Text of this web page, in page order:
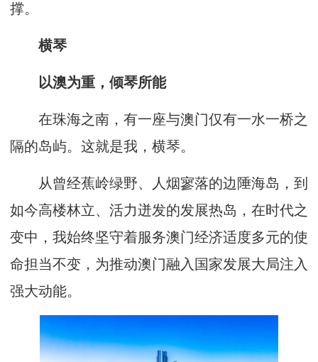
撑。
横琴
以澳为重，倾琴所能
在珠海之南，有一座与澳门仅有一水一桥之
隔的岛屿。这就是我，横琴。
从曾经蕉岭绿野、人烟寥落的边陲海岛，到
如今高楼林立、活力迸发的发展热岛，在时代之
变中，我始终坚守着服务澳门经济适度多元的使
命担当不变，为推动澳门融入国家发展大局注入
强大动能。